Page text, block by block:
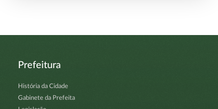
Prefeitura
História da Cidade
Gabinete da Prefeita